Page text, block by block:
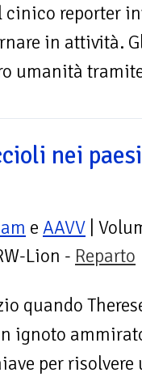
reporter
in attività.
umanità
nei
e AAVV |
Lion - Reparto
quando
ignoto
per risolvere